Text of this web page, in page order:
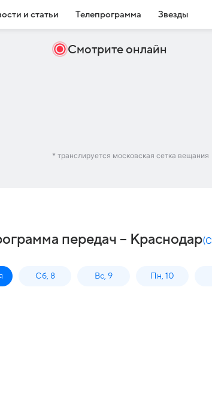
и статьи Телепрограмма Звезды
Смотрите онлайн
* транслируется московская сетка вещания
передач – Краснодар(
Сб, 8 Вс, 9 Пн, 10